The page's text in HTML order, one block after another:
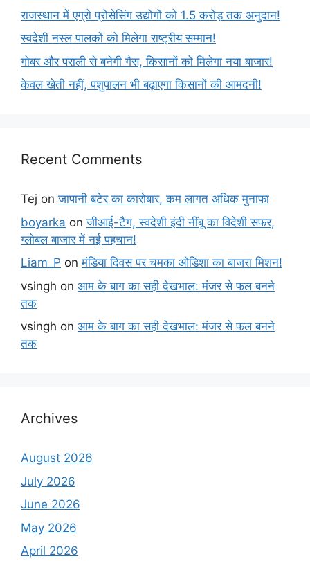
राजस्थान में एग्रो प्रोसेसिंग उद्योगों को 1.5 करोड़ तक अनुदान!
स्वदेशी नस्ल पालकों को मिलेगा राष्ट्रीय सम्मान!
गोबर और पराली से बनेगी गैस, किसानों को मिलेगा नया बाजार!
केवल खेती नहीं, पशुपालन भी बढ़ाएगा किसानों की आमदनी!
Recent Comments
Tej onजापानी बटेर का कारोबार, कम लागत अधिक मुनाफा
boyarka onजीआई-टैग, स्वदेशी इंदी नींबू का विदेशी सफर,
ग्लोबल बाजार में नई पहचान!
Liam_P onमंडिया दिवस पर चमका ओडिशा का बाजरा मिशन!
vsingh on आम के बाग का सही देखभाल: मंजर से फल बनने
तक
vsingh on आम के बाग का सही देखभाल: मंजर से फल बनने
तक
Archives
August 2026
July 2026
June 2026
May 2026
April 2026